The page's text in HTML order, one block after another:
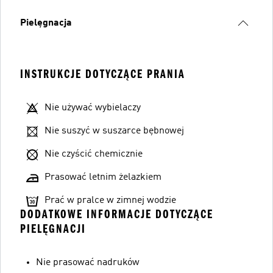
Pielęgnacja
INSTRUKCJE DOTYCZĄCE PRANIA
Nie używać wybielaczy
Nie suszyć w suszarce bębnowej
Nie czyścić chemicznie
Prasować letnim żelazkiem
Prać w pralce w zimnej wodzie
DODATKOWE INFORMACJE DOTYCZĄCE
PIELĘGNACJI
Nie prasować nadruków